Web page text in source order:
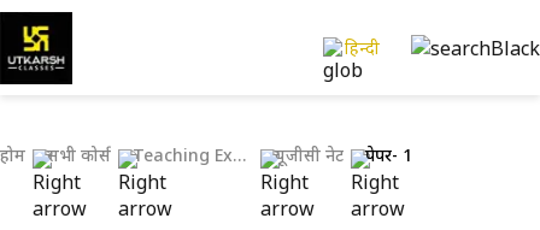
हिन्दी
होम सभी कोर्स Teaching Exams यूजीसी नेट पेपर- 1